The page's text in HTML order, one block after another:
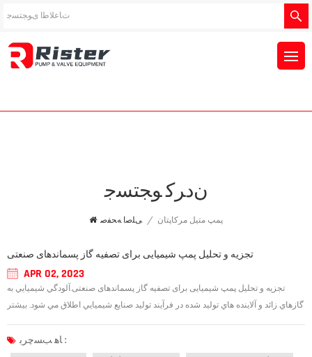
ﻥﺩﺮﮐ ﻮﺠﺘﺴﺟ
ﯽﻠﺻﺍ ﻪﺤﻔﺻ / پمپ متیل مرکاپتان
تجزیه و تحلیل پمپ شیمیایی برای تصفیه گاز پسماندهای صنعتی
APR 02, 2023
تجزیه و تحلیل پمپ شیمیایی برای تصفیه گاز پسماندهای صنعتی.آلودگي شيميايي به
گازهاي زائد و آلاينده هاي توليد شده در فرآيند توليد صنايع شيميايي اطلاق مي شود. بیشتر
ﺎﻫ ﺐﺴﭼﺮﺑ :